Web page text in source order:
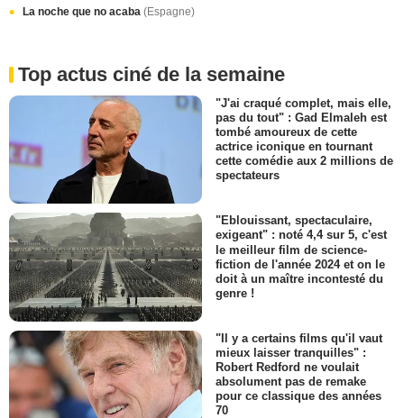
La noche que no acaba (Espagne)
Top actus ciné de la semaine
"J'ai craqué complet, mais elle,
pas du tout" : Gad Elmaleh est
tombé amoureux de cette
actrice iconique en tournant
cette comédie aux 2 millions de
spectateurs
"Eblouissant, spectaculaire,
exigeant" : noté 4,4 sur 5, c'est
le meilleur film de science-
fiction de l'année 2024 et on le
doit à un maître incontesté du
genre !
"Il y a certains films qu'il vaut
mieux laisser tranquilles" :
Robert Redford ne voulait
absolument pas de remake
pour ce classique des années
70